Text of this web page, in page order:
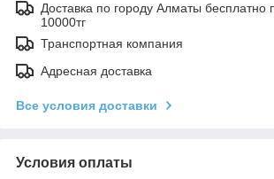
Доставка по городу Алматы бесплатно
10000тг
Транспортная компания
Адресная доставка
Все условия доставки
Условия оплаты